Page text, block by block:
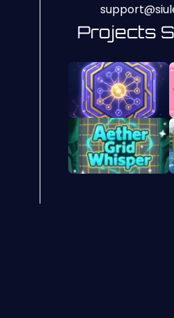
Projects